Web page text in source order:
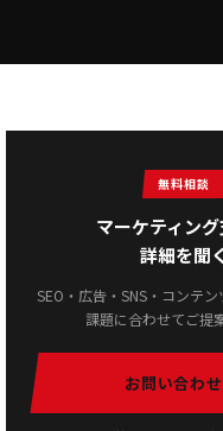
無料相談
マーケティン
詳細を聞く
SEO・広告・SNS・コンテ
課題に合わせてご提
お問い合わ